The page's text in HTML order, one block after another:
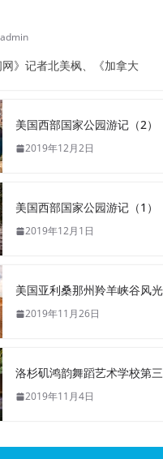
admin
网》记者北美枫、《加拿大
美国西部国家公园游记（2）
2019年12月2日
美国西部国家公园游记（1）
2019年12月1日
美国亚利桑那州羚羊峡谷风光
2019年11月26日
洛杉矶鸿韵舞蹈艺术学校第
2019年11月4日